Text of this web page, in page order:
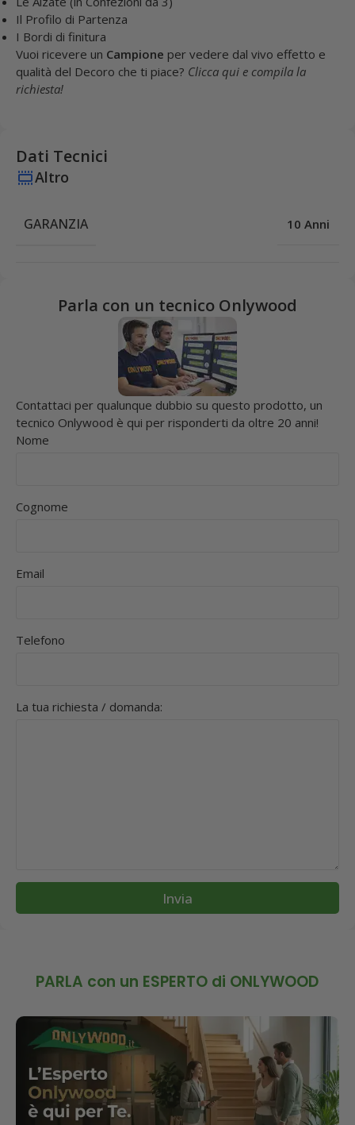
Il Profilo di Partenza
I Bordi di finitura
Vuoi ricevere un Campione per vedere dal vivo effetto e
qualità del Decoro che ti piace? Clicca qui e compila la
richiesta!
Dati Tecnici
Altro
GARANZIA 10 Anni
Parla con un tecnico Onlywood
Contattaci per qualunque dubbio su questo prodotto, un
tecnico Onlywood è qui per risponderti da oltre 20 anni!
Nome
Cognome
Email
Telefono
La tua richiesta / domanda:
Invia
PARLA con un ESPERTO di ONLYWOOD